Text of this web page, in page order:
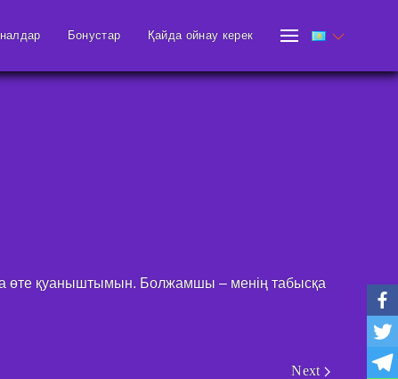
Бонустар Қайда ойнау керек
өте қуаныштымын. Болжамшы – менің табысқа
Next